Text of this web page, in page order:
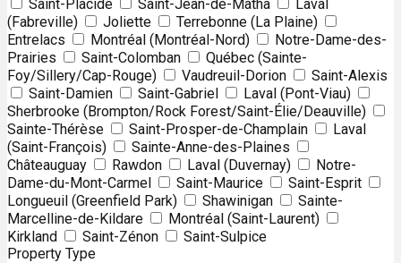
Saint-Placide
Saint-Jean-de-Matha
Laval
(Fabreville)
Joliette
Terrebonne (La Plaine)
Entrelacs
Montréal (Montréal-Nord)
Notre-Dame-des-
Prairies
Saint-Colomban
Québec (Sainte-
Foy/Sillery/Cap-Rouge)
Vaudreuil-Dorion
Saint-Alexis
Saint-Damien
Saint-Gabriel
Laval (Pont-Viau)
Sherbrooke (Brompton/Rock Forest/Saint-Élie/Deauville)
Sainte-Thérèse
Saint-Prosper-de-Champlain
Laval
(Saint-François)
Sainte-Anne-des-Plaines
Châteauguay
Rawdon Laval (Duvernay)
Notre-
Dame-du-Mont-Carmel
Saint-Maurice
Saint-Esprit
Longueuil (Greenfield Park)
Shawinigan
Sainte-
Marcelline-de-Kildare
Montréal (Saint-Laurent)
Kirkland
Saint-Zénon
Saint-Sulpice
Property Type